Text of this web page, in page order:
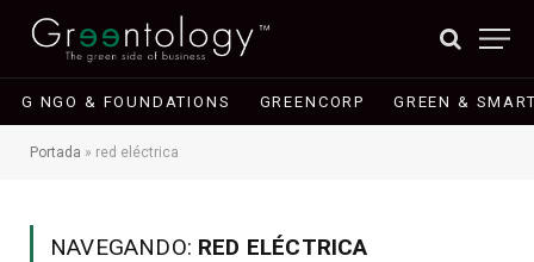
G NGO & FOUNDATIONS GREENCORP GREEN &
Portada » red eléctrica
NAVEGANDO: RED ELÉCTRICA